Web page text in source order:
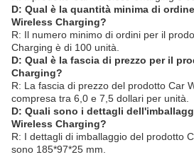
D: Qual è la quantità minima di
Wireless Charging?
R: Il numero minimo di ordini per il
Charging è di 100 unità.
D: Qual è la fascia di prezzo per il
Charging?
R: La fascia di prezzo del prodotto Car
compresa tra 6,0 e 7,5 dollari per unità.
D: Quali sono i dettagli
Wireless Charging?
R: I dettagli di imballaggio del prodotto
sono 185*97*25 mm.